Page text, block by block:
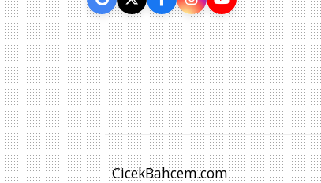
CicekBahcem.com